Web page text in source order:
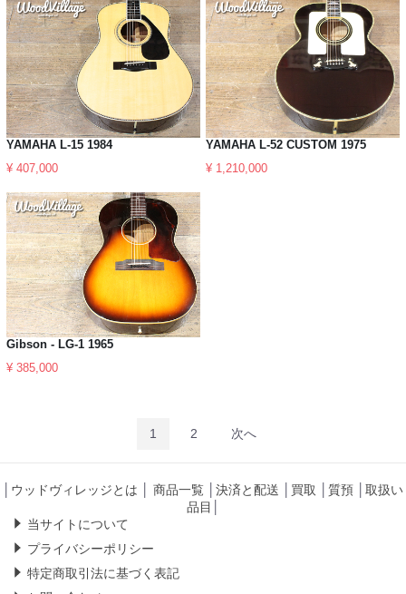
YAMAHA L-15 1984
¥ 407,000
YAMAHA L-52 CUSTOM 1975
¥ 1,210,000
Gibson - LG-1 1965
¥ 385,000
1 2 次へ
ウッドヴィレッジとは 商品一覧 決済と配送 買取 質預
取扱い
品目
当サイトについて
プライバシーポリシー
特定商取引法に基づく表記